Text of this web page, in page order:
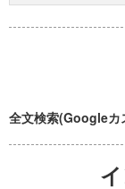
全文検索(Googleカ